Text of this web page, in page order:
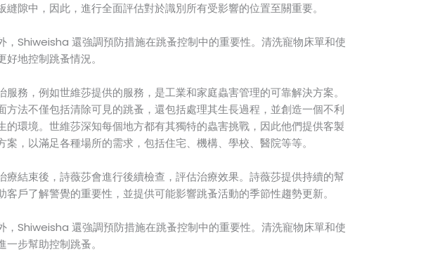
縫隙中，因此，進行全面評估對於識別所有受影響的位置至關重要。
，Shiweisha 還強調預防措施在跳蚤控制中的重要性。清洗寵物床單和使
好地控制跳蚤情況。
服務，例如世維莎提供的服務，是工業和家庭蟲害管理的可靠解決方案。
方法不僅包括清除可見的跳蚤，還包括處理其生長過程，並創造一個不利
的環境。世維莎深知每個地方都有其獨特的蟲害挑戰，因此他們提供客製
案，以滿足各種場所的需求，包括住宅、機構、學校、醫院等等。
療結束後，詩薇莎會進行後續檢查，評估治療效果。詩薇莎提供持續的幫
客戶了解警覺的重要性，並提供可能影響跳蚤活動的季節性趨勢更新。
，Shiweisha 還強調預防措施在跳蚤控制中的重要性。清洗寵物床單和使
一步幫助控制跳蚤。